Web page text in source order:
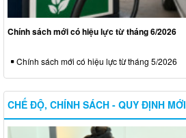
Chính sách mới có hiệu lực từ tháng 6/2026
Chính sách mới có hiệu lực từ tháng 5/2026
CHẾ ĐỘ, CHÍNH SÁCH - QUY ĐỊNH MỚI